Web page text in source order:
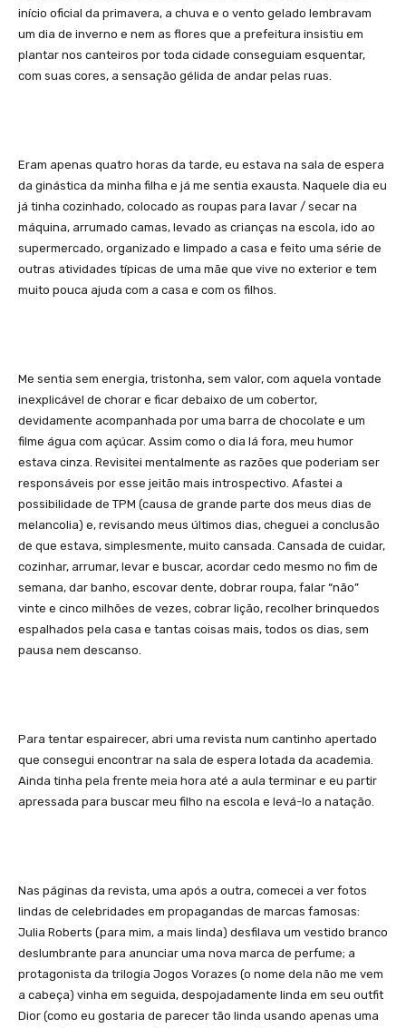
início oficial da primavera, a chuva e o vento gelado lembravam
um dia de inverno e nem as flores que a prefeitura insistiu em
plantar nos canteiros por toda cidade conseguiam esquentar,
com suas cores, a sensação gélida de andar pelas ruas.
Eram apenas quatro horas da tarde, eu estava na sala de espera
da ginástica da minha filha e já me sentia exausta. Naquele dia eu
já tinha cozinhado, colocado as roupas para lavar / secar na
máquina, arrumado camas, levado as crianças na escola, ido ao
supermercado, organizado e limpado a casa e feito uma série de
outras atividades típicas de uma mãe que vive no exterior e tem
muito pouca ajuda com a casa e com os filhos.
Me sentia sem energia, tristonha, sem valor, com aquela vontade
inexplicável de chorar e ficar debaixo de um cobertor,
devidamente acompanhada por uma barra de chocolate e um
filme água com açúcar. Assim como o dia lá fora, meu humor
estava cinza. Revisitei mentalmente as razões que poderiam ser
responsáveis por esse jeitão mais introspectivo. Afastei a
possibilidade de TPM (causa de grande parte dos meus dias de
melancolia) e, revisando meus últimos dias, cheguei a conclusão
de que estava, simplesmente, muito cansada. Cansada de cuidar,
cozinhar, arrumar, levar e buscar, acordar cedo mesmo no fim de
semana, dar banho, escovar dente, dobrar roupa, falar “não”
vinte e cinco milhões de vezes, cobrar lição, recolher brinquedos
espalhados pela casa e tantas coisas mais, todos os dias, sem
pausa nem descanso.
Para tentar espairecer, abri uma revista num cantinho apertado
que consegui encontrar na sala de espera lotada da academia.
Ainda tinha pela frente meia hora até a aula terminar e eu partir
apressada para buscar meu filho na escola e levá-lo a natação.
Nas páginas da revista, uma após a outra, comecei a ver fotos
lindas de celebridades em propagandas de marcas famosas:
Julia Roberts (para mim, a mais linda) desfilava um vestido branco
deslumbrante para anunciar uma nova marca de perfume; a
protagonista da trilogia Jogos Vorazes (o nome dela não me vem
a cabeça) vinha em seguida, despojadamente linda em seu outfit
Dior (como eu gostaria de parecer tão linda usando apenas uma